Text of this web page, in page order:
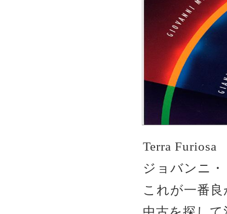
Terra Furiosa
ジョバンニ
これが一番